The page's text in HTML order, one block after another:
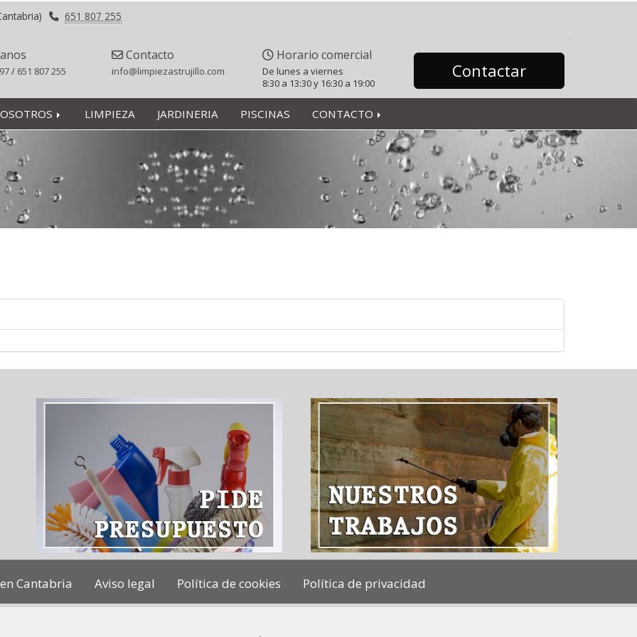
651 807 255
/ 651 807 255
Contacto
info limpiezastrujillo.com
Horario comercial
De lunes a viernes
8:30 a 13:30 y 16:30 a 19:00
Contactar
LIMPIEZA JARDINERIA PISCINAS CONTACTO
Cantabria Aviso legal Política de cookies Política de privacidad